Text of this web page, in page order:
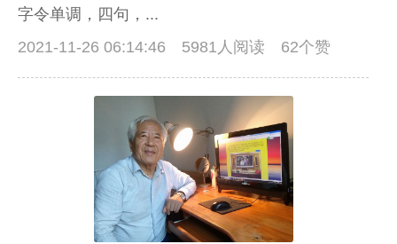
字令单调，四句，...
2021-11-26 06:14:46
5981人阅读 62个赞